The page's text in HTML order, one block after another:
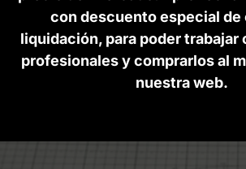
con descuento especial de
liquidación, para poder trabajar
profesionales y comprarlos al
nuestra web.